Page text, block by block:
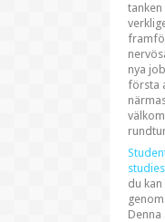
tanken
nya
första
du